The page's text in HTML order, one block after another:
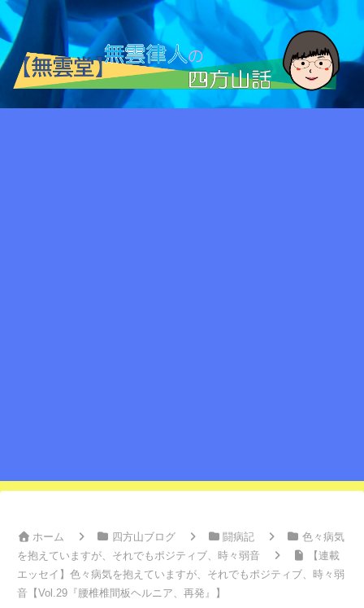
ホーム 四方山ブログ 闘病記
色々病気
を抱えていますが、それでもポジティブ、時々弱音
【連載
エッセイ】色々病気を抱えていますが、それでもポジティブ、時々弱
音【Vol.29『腰椎椎間板ヘルニア、再発』】